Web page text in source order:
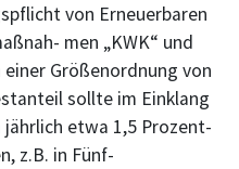
von Erneuerbaren
men „KWK“ und
Größenordnung von
sollte im Einklang
etwa 1,5 Prozent-
z.B. in Fünf-